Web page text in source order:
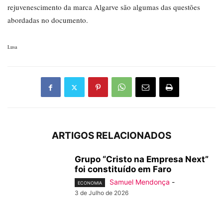
rejuvenescimento da marca Algarve são algumas das questões
abordadas no documento.
Lusa
ARTIGOS RELACIONADOS
Grupo “Cristo na Empresa Next”
foi constituído em Faro
ECONOMIA Samuel Mendonça -
3 de Julho de 2026